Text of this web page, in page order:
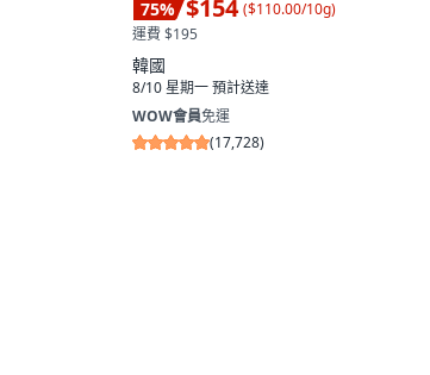
75% $154 ($110.00/10g)
運費 $195
韓國
8/10 星期一預計送達
WOW會員免運
(17,728)